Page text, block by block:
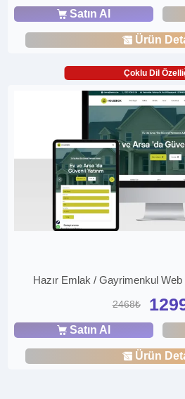
Satın Al
Ürün
Çoklu Dil
Hazır Emlak / Gayrimenkul
2468₺
Satın Al
Ürün